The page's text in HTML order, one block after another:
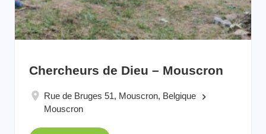
Chercheurs de Dieu – Mouscron
Rue de Bruges 51, Mouscron, Belgique keyboard_arrow_right
Mouscron